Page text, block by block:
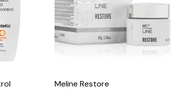
Meline Restore